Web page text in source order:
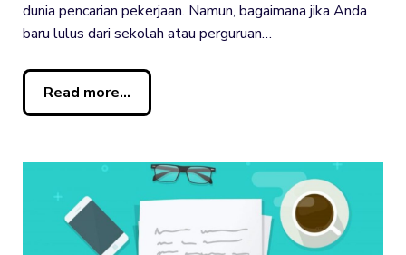
dunia pencarian pekerjaan. Namun, bagaimana jika Anda
baru lulus dari sekolah atau perguruan…
Read more...